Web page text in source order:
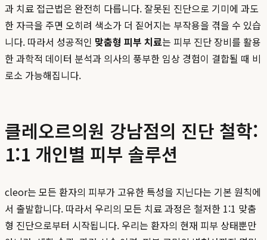
과 치료 접근법은 완전히 다릅니다. 잘못된 진단으로 기미에 과도
한 자극을 주면 오히려 색소가 더 짙어지는 부작용을 겪을 수 있습
니다. 따라서 성공적인 맞춤형 피부 치료는 피부 진단 장비를 활용
한 과학적 데이터 분석과 의사의 풍부한 임상 경험이 결합될 때 비
로소 가능해집니다.
클레오르의원 강남점의 진단 철학:
1:1 개인별 피부 솔루션
cleor는 모든 환자의 피부가 고유한 특성을 지닌다는 기본 원칙에
서 출발합니다. 따라서 우리의 모든 치료 과정은 철저한 1:1 맞춤
형 진단으로부터 시작됩니다. 우리는 환자의 현재 피부 상태뿐만